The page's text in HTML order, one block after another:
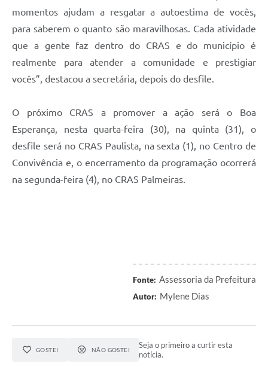
momentos ajudam a resgatar a autoestima de vocês,
para saberem o quanto são maravilhosas. Cada atividade
que a gente faz dentro do CRAS e do município é
realmente para atender a comunidade e prestigiar
vocês”, destacou a secretária, depois do desfile.
O próximo CRAS a promover a ação será o Boa
Esperança, nesta quarta-feira (30), na quinta (31), o
desfile será no CRAS Paulista, na sexta (1), no Centro de
Convivência e, o encerramento da programação ocorrerá
na segunda-feira (4), no CRAS Palmeiras.
Fonte: Assessoria da Prefeitura
Autor: Mylene Dias
GOSTEI NÃO GOSTEI
Seja o primeiro a curtir esta
notícia.